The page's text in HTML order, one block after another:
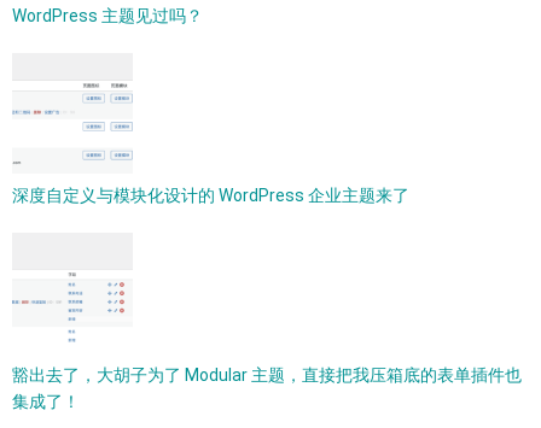
WordPress 主题见过吗？
深度自定义与模块化设计的 WordPress 企业主题来了
豁出去了，大胡子为了 Modular 主题，直接把我压箱底的表单插件也
集成了！